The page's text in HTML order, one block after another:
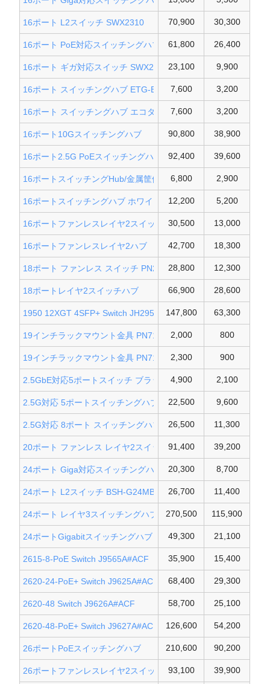
16ポート L2スイッチ SWX2310 70,900 30,300
16ポート PoE対応スイッチングハブ 61,800 26,400
16ポート ギガ対応スイッチ SWX2110 23,100 9,900
16ポート スイッチングハブ ETG-ESH16LM
7,600 3,200
16ポート スイッチングハブ エコタイプ7,600 3,200
16ポート10Gスイッチングハブ 90,800 38,900
16ポート2.5G PoEスイッチングハブ 92,400 39,600
16ポートスイッチングHub/金属筐体 6,800 2,900
16ポートスイッチングハブ ホワイト 12,200 5,200
16ポートファンレスレイヤ2スイッチ 30,500 13,000
16ポートファンレスレイヤ2ハブ 42,700 18,300
18ポート ファンレス スイッチ PN2516128,800 12,300
18ポートレイヤ2スイッチハブ 66,900 28,600
1950 12XGT 4SFP+ Switch JH295A 147,800 63,300
19インチラックマウント金具 PN710512,000 800
19インチラックマウント金具 PN710522,300 900
2.5GbE対応5ポートスイッチ ブラック 4,900 2,100
2.5G対応 5ポートスイッチングハブ 22,500 9,600
2.5G対応 8ポート スイッチングハブ 26,500 11,300
20ポート ファンレス レイヤ2スイッチ91,400 39,200
24ポート Giga対応スイッチングハブ 20,300 8,700
24ポート L2スイッチ BSH-G24MB 26,700 11,400
24ポート レイヤ3スイッチングハブ 270,500 115,900
24ポートGigabitスイッチングハブ 49,300 21,100
2615-8-PoE Switch J9565A#ACF 35,900 15,400
2620-24-PoE+ Switch J9625A#ACF 68,400 29,300
2620-48 Switch J9626A#ACF 58,700 25,100
2620-48-PoE+ Switch J9627A#ACF 126,600 54,200
26ポートPoEスイッチングハブ 210,600 90,200
26ポートファンレスレイヤ2スイッチ 93,100 39,900